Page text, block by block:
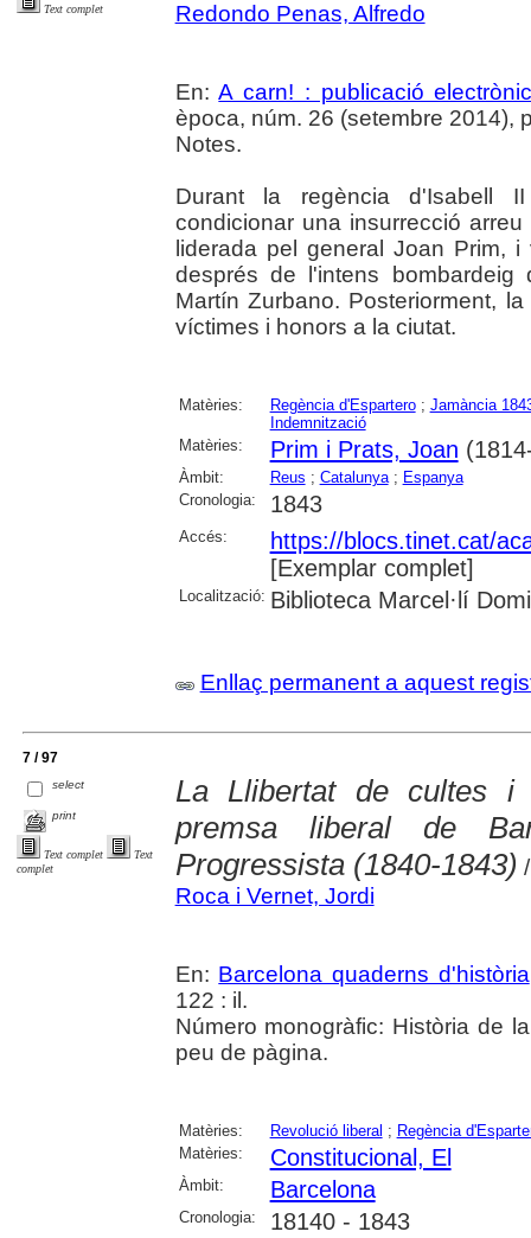
Text complet Redondo Penas, Alfredo
En:A carn! : publicació
època, núm. 26 (setembre 2014),
Notes.
Durant la regència d'Isabell
condicionar una insurrecció
liderada pel general Joan Prim,
després de l'intens
Martín Zurbano. Posteriorment,
víctimes i honors a la ciutat.
Matèries: Regència d'Espartero; Jamància
Indemnització
Matèries:
Prim i Prats, Joan
Àmbit: Reus ; Catalunya; Espanya
Cronologia:
1843
Accés:
https://blocs.tinet.cat/
[Exemplar complet]
Localització: Biblioteca Marcel·lí
Enllaç permanent a aquest
7 / 97
select
print
Text complet
Text
complet
La Llibertat de cultes
premsa liberal de
Progressista (1840-1843)
Roca i Vernet, Jordi
En: Barcelona quaderns d'història
122 : il.
Número monogràfic: Història de
peu de pàgina.
Matèries: Revolució liberal ; Regència
Matèries:
Constitucional, El
Àmbit: Barcelona
Cronologia: 18140 - 1843